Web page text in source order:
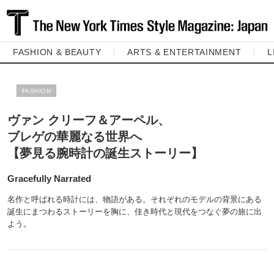
FASHION & BEAUTY ARTS & ENTERTAINMENT
FASHION
ヴァン クリーフ＆アーペル、
ブレゲの華麗なる世界へ
【夢見る腕時計の誕生ストーリー】
Gracefully Narrated
名作と呼ばれる時計には、物語がある。それぞれのモデルの背景にある
誕生にまつわるストーリーを胸に、佳き時代と現代をつなぐ夢の旅に出
よう。